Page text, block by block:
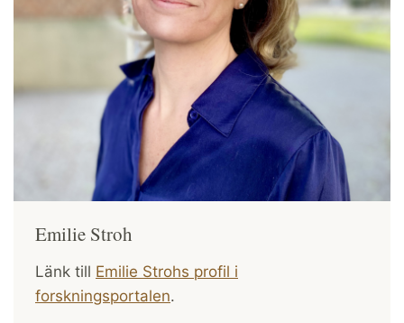
Emilie Stroh
Länk till Emilie Strohs profil i
forskningsportalen.